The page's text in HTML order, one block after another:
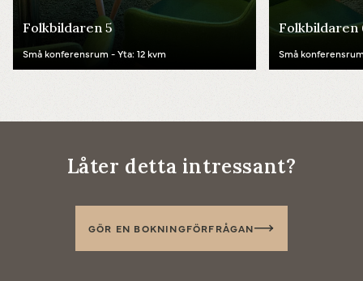
Folkbildaren 5
Små konferensrum - Yta: 12 kvm
Folkbildaren
Små
Låter detta intressant?
GÖR EN BOKNINGFÖRFRÅGAN